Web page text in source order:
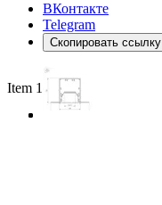
ВКонтакте
Telegram
Скопировать ссылку
Item 1 of 3